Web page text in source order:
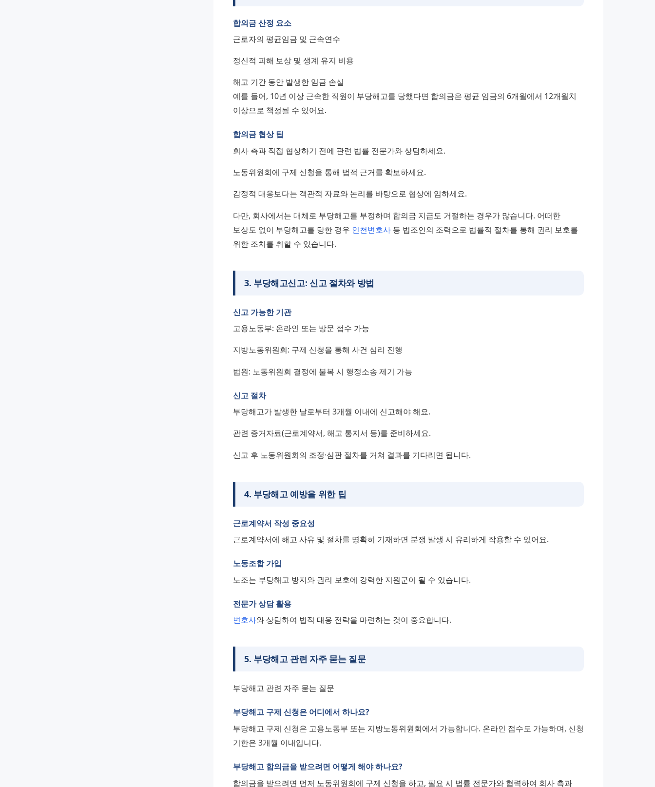
합의금 산정 요소
근로자의 평균임금 및 근속연수
정신적 피해 보상 및 생계 유지 비용
해고 기간 동안 발생한 임금 손실
예를 들어, 10년 이상 근속한 직원이 부당해고를 당했다면 합의금은 평균 임금의 6개월에서 12개월치
이상으로 책정될 수 있어요.
합의금 협상 팁
회사 측과 직접 협상하기 전에 관련 법률 전문가와 상담하세요.
노동위원회에 구제 신청을 통해 법적 근거를 확보하세요.
감정적 대응보다는 객관적 자료와 논리를 바탕으로 협상에 임하세요.
다만, 회사에서는 대체로 부당해고를 부정하며 합의금 지급도 거절하는 경우가 많습니다. 어떠한
보상도 없이 부당해고를 당한 경우 인천변호사 등 법조인의 조력으로 법률적 절차를 통해 권리 보호를
위한 조치를 취할 수 있습니다.
3. 부당해고신고: 신고 절차와 방법
신고 가능한 기관
고용노동부: 온라인 또는 방문 접수 가능
지방노동위원회: 구제 신청을 통해 사건 심리 진행
법원: 노동위원회 결정에 불복 시 행정소송 제기 가능
신고 절차
부당해고가 발생한 날로부터 3개월 이내에 신고해야 해요.
관련 증거자료(근로계약서, 해고 통지서 등)를 준비하세요.
신고 후 노동위원회의 조정·심판 절차를 거쳐 결과를 기다리면 됩니다.
4. 부당해고 예방을 위한 팁
근로계약서 작성 중요성
근로계약서에 해고 사유 및 절차를 명확히 기재하면 분쟁 발생 시 유리하게 작용할 수 있어요.
노동조합 가입
노조는 부당해고 방지와 권리 보호에 강력한 지원군이 될 수 있습니다.
전문가 상담 활용
변호사와 상담하여 법적 대응 전략을 마련하는 것이 중요합니다.
5. 부당해고 관련 자주 묻는 질문
부당해고 관련 자주 묻는 질문
부당해고 구제 신청은 어디에서 하나요?
부당해고 구제 신청은 고용노동부 또는 지방노동위원회에서 가능합니다. 온라인 접수도 가능하며, 신청
기한은 3개월 이내입니다.
부당해고 합의금을 받으려면 어떻게 해야 하나요?
합의금을 받으려면 먼저 노동위원회에 구제 신청을 하고, 필요 시 법률 전문가와 협력하여 회사 측과